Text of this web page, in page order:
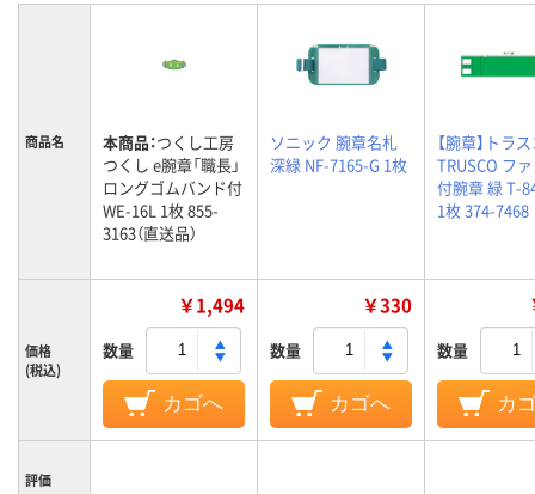
商品名 本商品：つくし工房
つくし e腕章「職長」
ロングゴムバンド付
WE-16L 1枚 855-
3163（直送品）
ソニック 腕章名札
深緑 NF-7165-G 1枚
【腕章】トラ
TRUSCO フ
付腕章 緑 T-
1枚 374-7468
価格
(税込)
￥1,494
数量
カゴへ
￥330
数量
カゴへ
数量
カ
評価